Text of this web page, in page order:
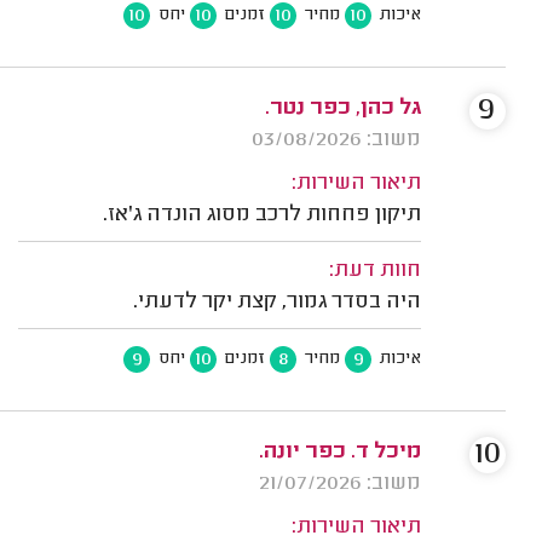
איכות 10 מחיר 10 זמנים 10 יחס 10
גל כהן, כפר נטר.
משוב: 03/08/2026
תיאור השירות:
תיקון פחחות לרכב מסוג הונדה ג'אז.
חוות דעת:
היה בסדר גמור, קצת יקר לדעתי.
איכות 9 מחיר 8 זמנים 10 יחס 9
9
מיכל ד. כפר יונה.
משוב: 21/07/2026
תיאור השירות:
10